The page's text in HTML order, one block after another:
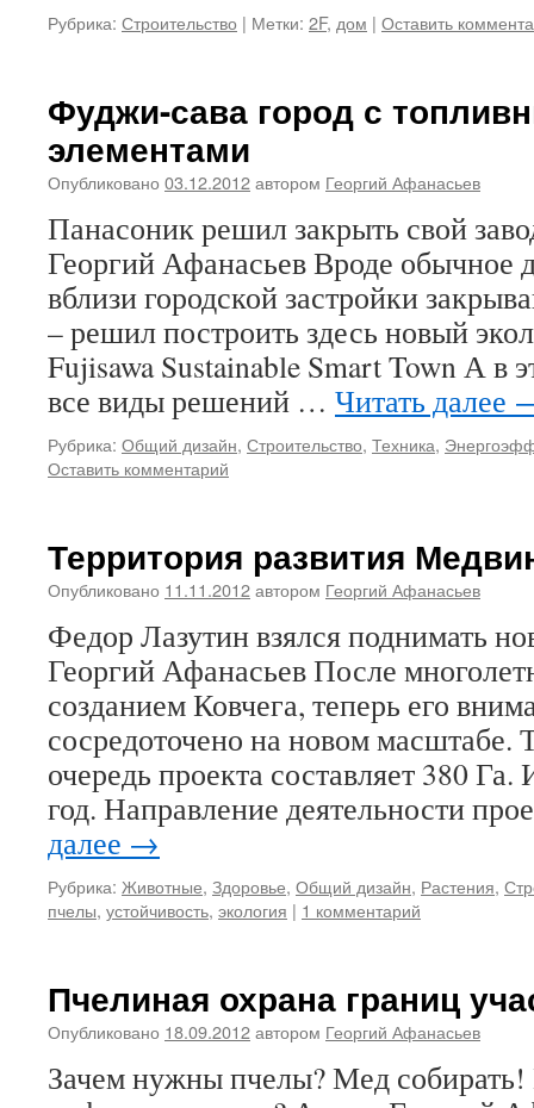
Рубрика: Строительство | Метки: 2F, дом | Оставить
Фуджи-сава город с
элементами
Опубликовано 03.12.2012автором Георгий Афанасьев
Панасоник решил закрыть свой
Георгий Афанасьев Вроде обычное
вблизи городской застройки
– решил построить здесь новый
Fujisawa Sustainable Smart Town А в
все виды решений … Читать далее
Рубрика: Общий дизайн, Строительство, Техника,
Оставить комментарий
Территория развития
Опубликовано 11.11.2012автором Георгий Афанасьев
Федор Лазутин взялся поднимать
Георгий Афанасьев После
созданием Ковчега, теперь его
сосредоточено на новом масштабе.
очередь проекта составляет 380 Га.
год. Направление деятельности
далее →
Рубрика: Животные, Здоровье, Общий дизайн, Растения,
пчелы, устойчивость, экология | 1 комментарий
Пчелиная охрана границ
Опубликовано 18.09.2012автором Георгий Афанасьев
Зачем нужны пчелы? Мед